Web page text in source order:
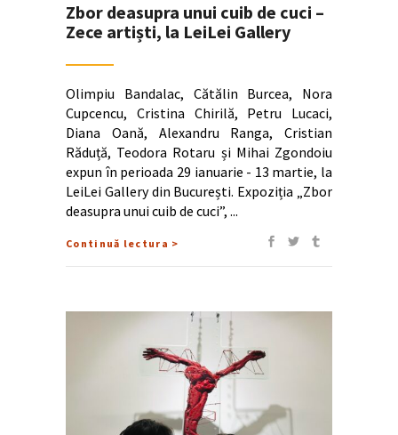
Zbor deasupra unui cuib de cuci –
Zece artiști, la LeiLei Gallery
Olimpiu Bandalac, Cătălin Burcea, Nora
Cupcencu, Cristina Chirilă, Petru Lucaci,
Diana Oană, Alexandru Ranga, Cristian
Răduță, Teodora Rotaru și Mihai Zgondoiu
expun în perioada 29 ianuarie - 13 martie, la
LeiLei Gallery din București. Expoziția „Zbor
deasupra unui cuib de cuci”,
Continuă lectura >